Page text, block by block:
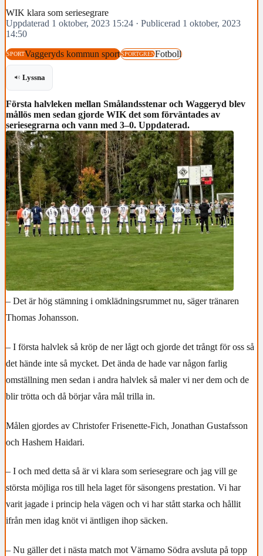
WIK klara som seriesegrare
Uppdaterad 1 oktober, 2023 15:24 · Publicerad 1 oktober, 2023
14:50
SPORTVaggeryds kommun sportSPORTGRENFotboll
Lyssna
Första halvleken mellan Smålandsstenar och Waggeryd blev
mållös men sedan gjorde WIK det som förväntades av
seriesegrarna och vann med 3–0. Uppdaterad.
– Det är hög stämning i omklädningsrummet nu, säger tränaren
Thomas Johansson.
– I första halvlek så kröp de ner lågt och gjorde det trångt för oss så
det hände inte så mycket. Det ända de hade var någon farlig
omställning men sedan i andra halvlek så maler vi ner dem och de
blir trötta och då börjar våra mål trilla in.
Målen gjordes av Christofer Frisenette-Fich, Jonathan Gustafsson
och Hashem Haidari.
– I och med detta så är vi klara som seriesegrare och jag vill ge
största möjliga ros till hela laget för säsongens prestation. Vi har
varit jagade i princip hela vägen och vi har stått starka och hållit
ifrån men idag knöt vi äntligen ihop säcken.
– Nu gäller det i nästa match mot Värnamo Södra avsluta på topp